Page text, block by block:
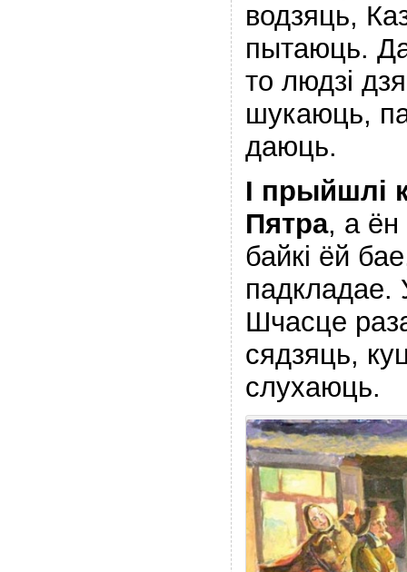
водзяць,
пытаюць.
то людзі
шукаюць,
даюць.
І прыйшлі
Пятра, а ён
байкі ёй
падкладае.
Шчасце
сядзяць,
слухаюць.